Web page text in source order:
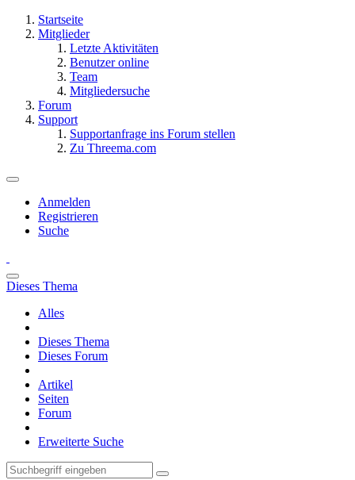
Startseite
Mitglieder
Letzte Aktivitäten
Benutzer online
Team
Mitgliedersuche
Forum
Support
Supportanfrage ins Forum stellen
Zu Threema.com
Anmelden
Registrieren
Suche
Dieses Thema
Alles
Dieses Thema
Dieses Forum
Artikel
Seiten
Forum
Erweiterte Suche